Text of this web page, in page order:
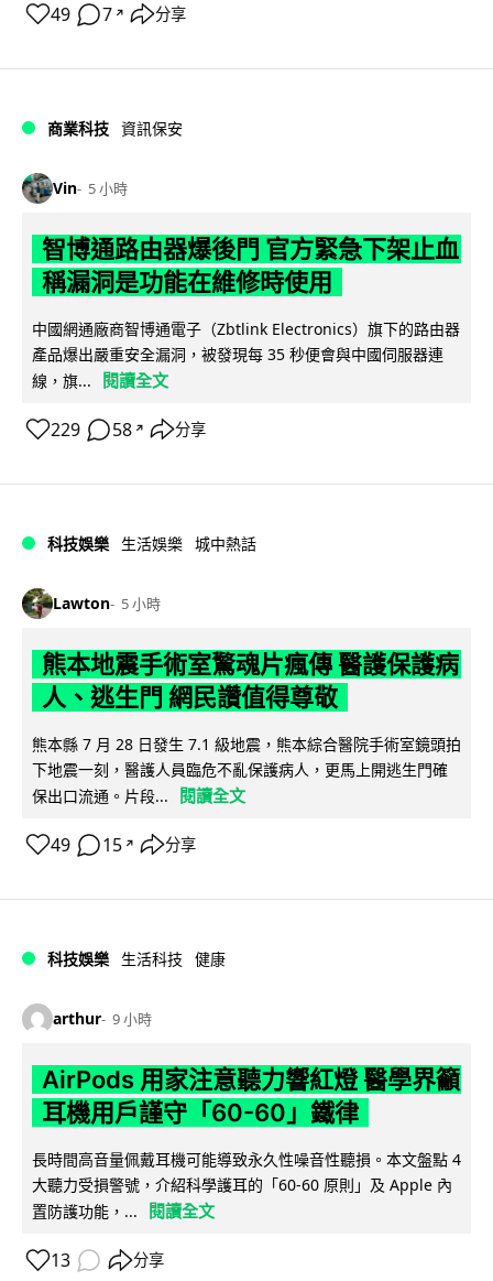
49 7 ↗ 分享
商業科技 資訊保安
Vin 5 小時
智博通路由器爆後門 官方緊急下架止血
稱漏洞是功能在維修時使用
中國網通廠商智博通電子（Zbtlink Electronics）旗下的路由器
產品爆出嚴重安全漏洞，被發現每 35 秒便會與中國伺服器連
線，旗...
閱讀全文
229 58 ↗ 分享
科技娛樂 生活娛樂 城中熱話
Lawton 5 小時
熊本地震手術室驚魂片瘋傳 醫護保護病
人、逃生門 網民讚值得尊敬
熊本縣 7 月 28 日發生 7.1 級地震，熊本綜合醫院手術室鏡頭拍
下地震一刻，醫護人員臨危不亂保護病人，更馬上開逃生門確
保出口流通。片段...
閱讀全文
49 15 ↗ 分享
科技娛樂 生活科技 健康
arthur 9 小時
AirPods 用家注意聽力響紅燈 醫學界籲
耳機用戶謹守「60-60」鐵律
長時間高音量佩戴耳機可能導致永久性噪音性聽損。本文盤點 4
大聽力受損警號，介紹科學護耳的「60-60 原則」及 Apple 內
置防護功能，...
閱讀全文
13 分享